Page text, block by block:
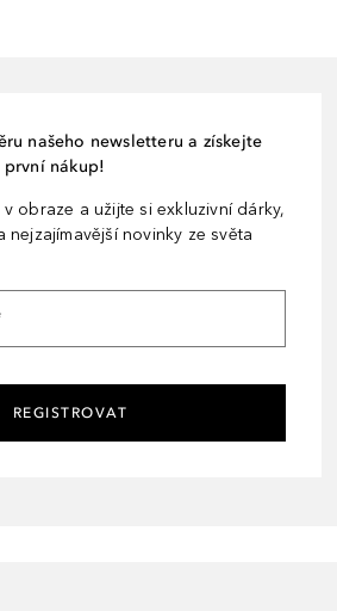
našeho newsletteru a získejte
první nákup!
obraze a užijte si exkluzivní dárky,
nejzajímavější novinky ze světa
REGISTROVAT